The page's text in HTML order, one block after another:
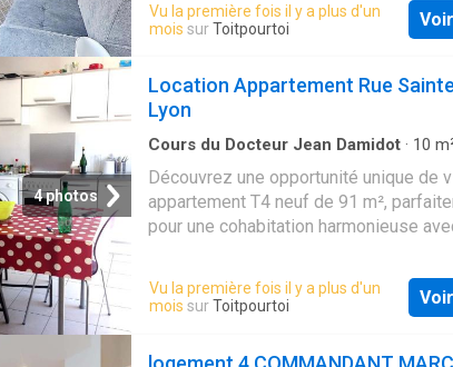
Vu la première fois il y a plus d'un
mois surToitpourtoi
4 photos
Location Appartement Rue
Lyon
Cours du Docteur Jean Damidot · 10
Découvrez une opportunité unique de
appartement T4 neuf de 91 m²,
pour une cohabitation harmonieuse
Vu la première fois il y a plus d'un
mois surToitpourtoi